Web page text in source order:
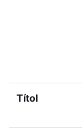
Títol